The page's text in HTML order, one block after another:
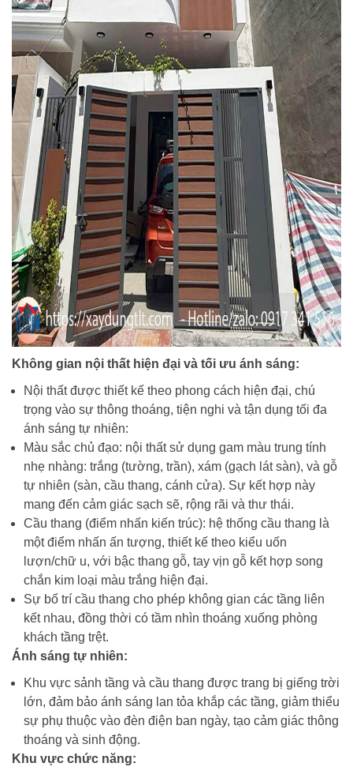
Không gian nội thất hiện đại và tối ưu ánh sáng:
Nội thất được thiết kế theo phong cách hiện đại, chú
trọng vào sự thông thoáng, tiện nghi và tận dụng tối đa
ánh sáng tự nhiên:
Màu sắc chủ đạo: nội thất sử dụng gam màu trung tính
nhẹ nhàng: trắng (tường, trần), xám (gạch lát sàn), và gỗ
tự nhiên (sàn, cầu thang, cánh cửa). Sự kết hợp này
mang đến cảm giác sạch sẽ, rộng rãi và thư thái.
Cầu thang (điểm nhấn kiến trúc): hệ thống cầu thang là
một điểm nhấn ấn tượng, thiết kế theo kiểu uốn
lượn/chữ u, với bậc thang gỗ, tay vịn gỗ kết hợp song
chắn kim loại màu trắng hiện đại.
Sự bố trí cầu thang cho phép không gian các tầng liên
kết nhau, đồng thời có tầm nhìn thoáng xuống phòng
khách tầng trệt.
Ánh sáng tự nhiên:
Khu vực sảnh tầng và cầu thang được trang bị giếng trời
lớn, đảm bảo ánh sáng lan tỏa khắp các tầng, giảm thiểu
sự phụ thuộc vào đèn điện ban ngày, tạo cảm giác thông
thoáng và sinh động.
Khu vực chức năng: